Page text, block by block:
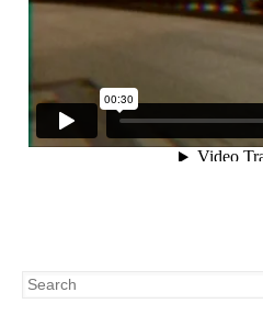
Search